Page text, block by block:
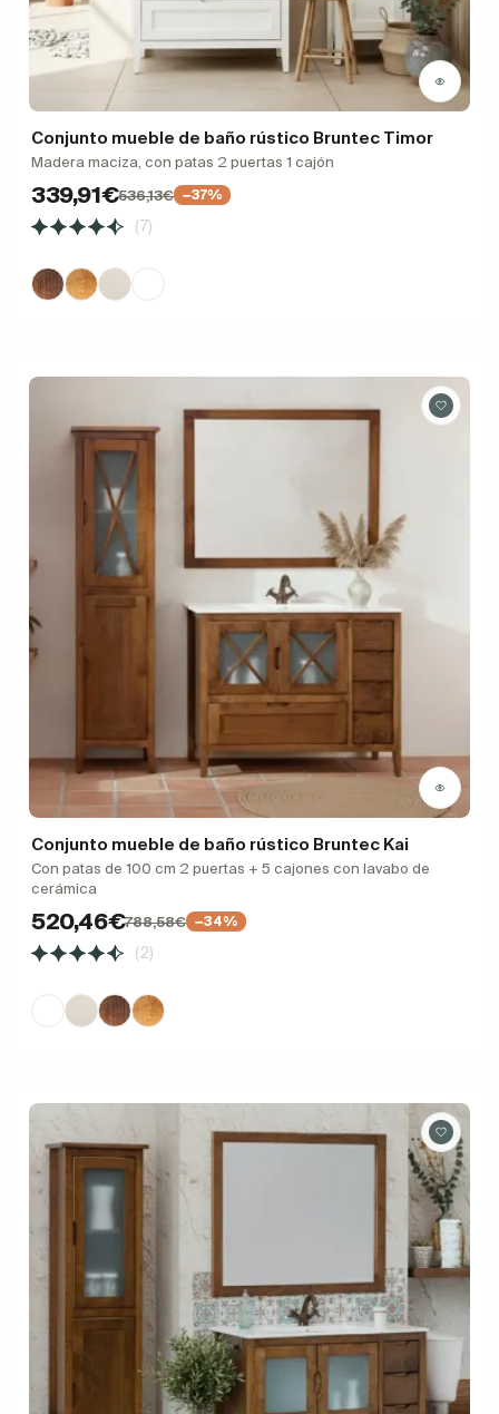
Conjunto mueble de baño rústico Bruntec Timor
Madera maciza, con patas 2 puertas 1 cajón
339,91€536,13€ −37%
(7)
Conjunto mueble de baño rústico Bruntec Kai
Con patas de 100 cm 2 puertas + 5 cajones con lavabo de
cerámica
520,46€788,58€ −34%
(2)